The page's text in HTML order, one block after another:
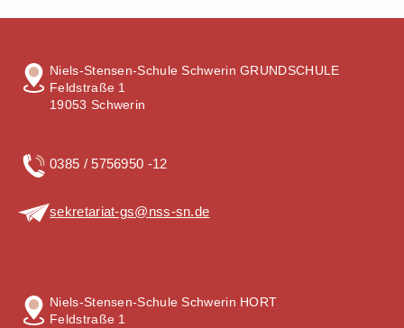
Niels-Stensen-Schule Schwerin GRUNDSCHULE
Feldstraße 1
19053 Schwerin
0385 / 5756950 -12
sekretariat-gs@nss-sn.de
Niels-Stensen-Schule Schwerin HORT
Feldstraße 1